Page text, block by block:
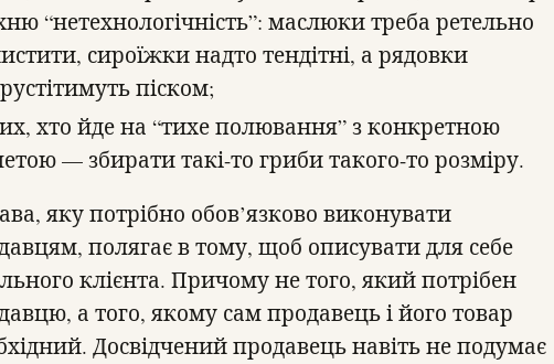
“нетехнологічність”: маслюки треба ретельно
сироїжки надто тендітні, а рядовки
піском;
хто йде на “тихе полювання” з конкретною
— збирати такі-то гриби такого-то розміру.
яку потрібно обов’язково виконувати
полягає в тому, щоб описувати для себе
клієнта. Причому не того, який потрібен
а того, якому сам продавець і його товар
Досвідчений продавець навіть не подумає